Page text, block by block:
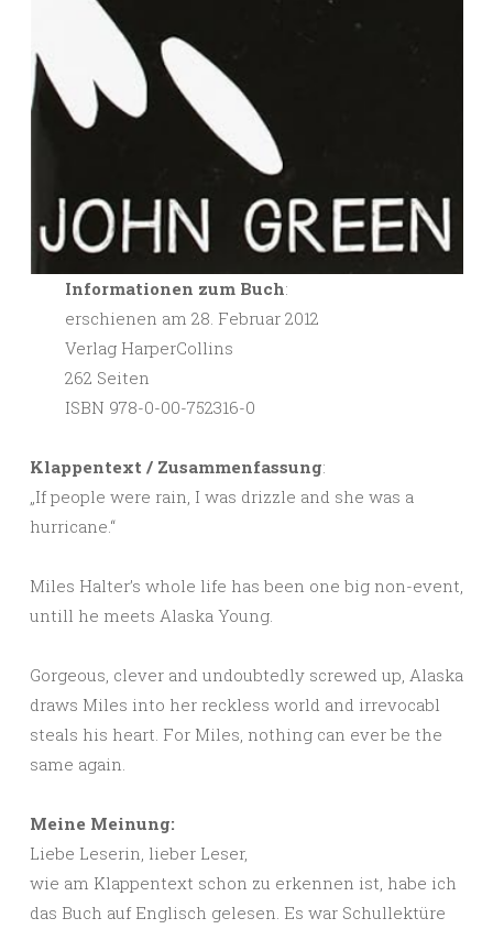
Informationen zum Buch:
erschienen am 28. Februar 2012
Verlag HarperCollins
262 Seiten
ISBN 978-0-00-752316-0
Klappentext / Zusammenfassung:
„If people were rain, I was drizzle and she was a
hurricane.“
Miles Halter’s whole life has been one big non-event,
untill he meets Alaska Young.
Gorgeous, clever and undoubtedly screwed up, Alaska
draws Miles into her reckless world and irrevocabl
steals his heart. For Miles, nothing can ever be the
same again.
Meine Meinung:
Liebe Leserin, lieber Leser,
wie am Klappentext schon zu erkennen ist, habe ich
das Buch auf Englisch gelesen. Es war Schullektüre